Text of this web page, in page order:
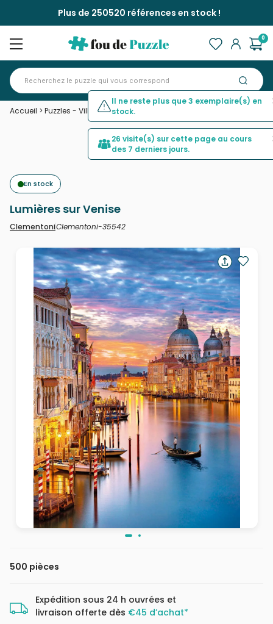
Plus de 250520 références en stock !
0
Accueil > Puzzles - Villes et Villages
En stock
Lumières sur Venise
ClementoniClementoni-35542
500 pièces
Expédition sous 24 h ouvrées et
livraison offerte dès €45 d’achat*
Il ne reste plus que 3 exemplaire(s) en
stock.
26 visite(s) sur cette page au cours
des 7 derniers jours.